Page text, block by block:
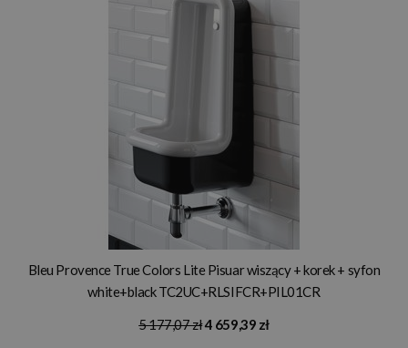
Bleu Provence True Colors Lite Pisuar wiszący + korek + syfon
white+black TC2UC+RLSIFCR+PIL01CR
5 177,07 zł4 659,39 zł